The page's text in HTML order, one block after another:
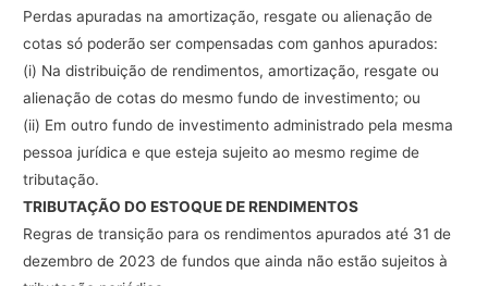
Perdas apuradas na amortização, resgate ou alienação de
cotas só poderão ser compensadas com ganhos apurados:
(i) Na distribuição de rendimentos, amortização, resgate ou
alienação de cotas do mesmo fundo de investimento; ou
(ii) Em outro fundo de investimento administrado pela mesma
pessoa jurídica e que esteja sujeito ao mesmo regime de
tributação.
TRIBUTAÇÃO DO ESTOQUEDERENDIMENTOS
Regras de transição para os rendimentos apurados até 31 de
dezembro de 2023 de fundos que ainda não estão sujeitos à